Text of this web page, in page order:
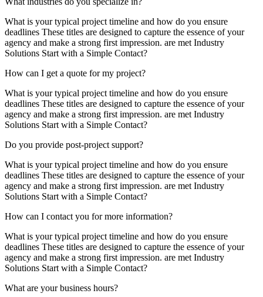
What is your typical project timeline and how do you ensure
deadlines These titles are designed to capture the essence of your
agency and make a strong first impression. are met Industry
Solutions Start with a Simple Contact?
How can I get a quote for my project?
What is your typical project timeline and how do you ensure
deadlines These titles are designed to capture the essence of your
agency and make a strong first impression. are met Industry
Solutions Start with a Simple Contact?
Do you provide post-project support?
What is your typical project timeline and how do you ensure
deadlines These titles are designed to capture the essence of your
agency and make a strong first impression. are met Industry
Solutions Start with a Simple Contact?
How can I contact you for more information?
What is your typical project timeline and how do you ensure
deadlines These titles are designed to capture the essence of your
agency and make a strong first impression. are met Industry
Solutions Start with a Simple Contact?
What are your business hours?